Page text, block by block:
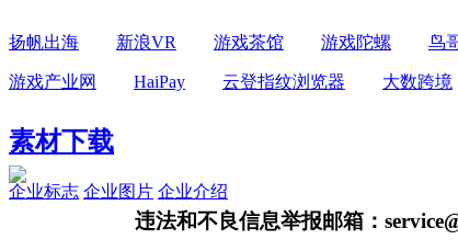
扬帆出海 新浪VR 游戏茶馆 游戏陀螺 鸟
游戏产业网 HaiPay 云登指纹浏览器 大数跨境
素材下载
企业标志 企业图片 企业介绍
违法和不良信息举报邮箱：